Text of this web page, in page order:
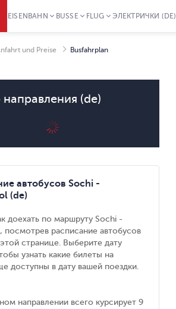
EISENBAHN BUSSE FLUG ЭЛЕКТРИЧКИ (DE)
und Preise Busfahrplan
(de)
автобусов Sochi -
(de)
доехать по маршруту Sochi -
посмотрев расписание автобусов
странице. Выберите дату
узнать какие билеты на
доступны в дату вашей поездки.
направлении всего курсирует 9